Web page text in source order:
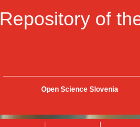
Repository of
Open Science Slovenia